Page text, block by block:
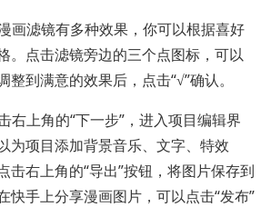
画滤镜有多种效果，你可以根据喜好
。点击滤镜旁边的三个点图标，可以
到满意的效果后，点击“√”确认。
右上角的“下一步”，进入项目编辑界
为项目添加背景音乐、文字、特效
击右上角的“导出”按钮，将图片保存到
快手上分享漫画图片，可以点击“发布”